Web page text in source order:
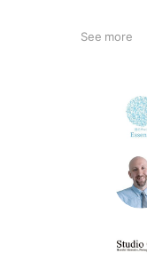
See more